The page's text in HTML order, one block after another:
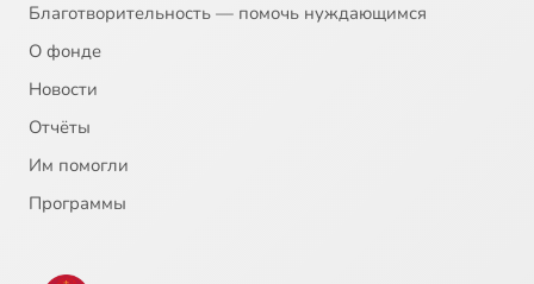
Благотворительность — помочь нуждающимся
О фонде
Новости
Отчёты
Им помогли
Программы